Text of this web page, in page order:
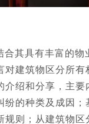
合其具有丰富的物
对建筑物区分所有
介绍和分享，主要
纷的种类及成因；
规则；从建筑物区